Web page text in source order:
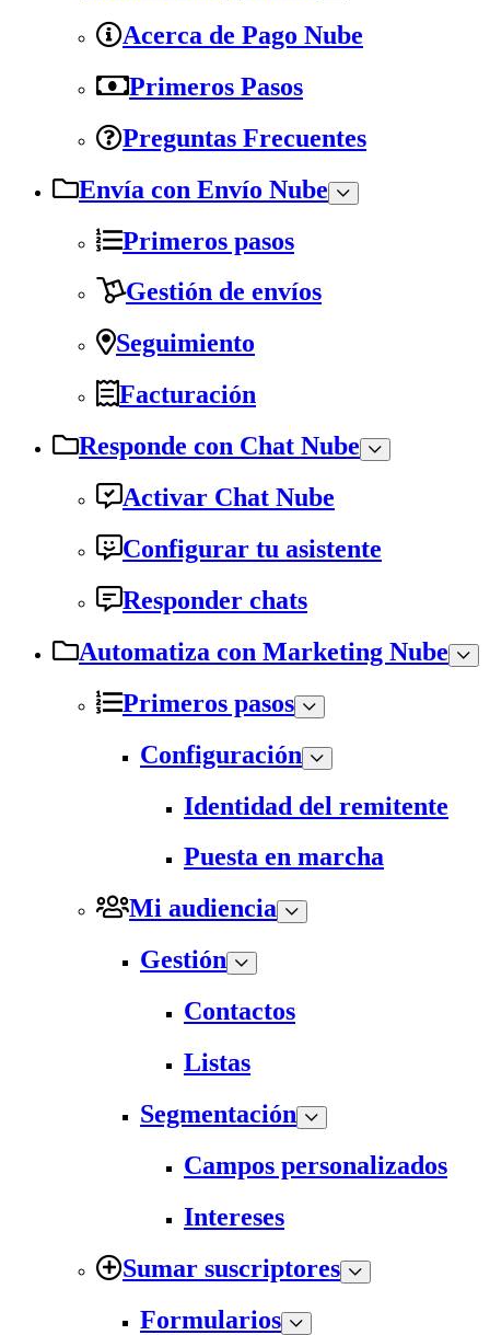
Acerca de Pago Nube
Primeros Pasos
Preguntas Frecuentes
Envía con Envío Nube
Primeros pasos
Gestión de envíos
Seguimiento
Facturación
Responde con Chat Nube
Activar Chat Nube
Configurar tu asistente
Responder chats
Automatiza con Marketing Nube
Primeros pasos
Configuración
Identidad del remitente
Puesta en marcha
Mi audiencia
Gestión
Contactos
Listas
Segmentación
Campos personalizados
Intereses
Sumar suscriptores
Formularios